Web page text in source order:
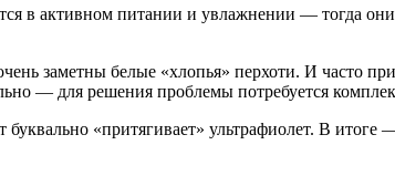
в активном питании и увлажнении — тогда они
заметны белые «хлопья» перхоти. И часто
— для решения проблемы потребуется
«притягивает» ультрафиолет. В